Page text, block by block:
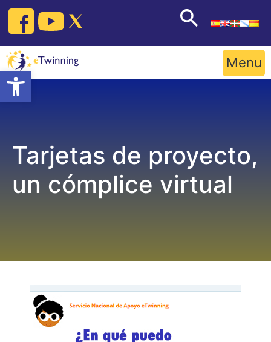
Open toolbar
Skip
content
Menu
Tarjetas de proyecto,
un cómplice virtual